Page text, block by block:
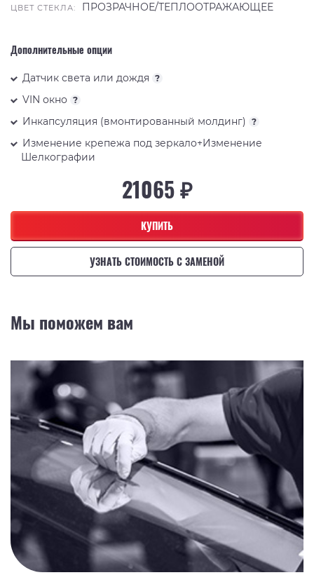
ЦВЕТ СТЕКЛА:
ПРОЗРАЧНОЕ/ТЕПЛООТРАЖАЮЩЕЕ
Дополнительные опции
Датчик света или дождя ?
VIN окно ?
Инкапсуляция (вмонтированный молдинг) ?
Изменение крепежа под зеркало+Изменение
Шелкографии
21065 ₽
КУПИТЬ
УЗНАТЬ СТОИМОСТЬ С ЗАМЕНОЙ
Мы поможем вам